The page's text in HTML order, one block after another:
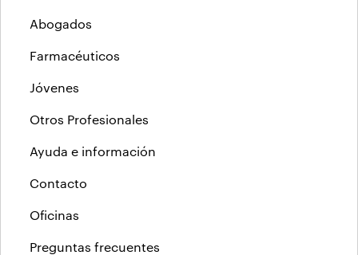
Abogados
Farmacéuticos
Jóvenes
Otros Profesionales
Ayuda e información
Contacto
Oficinas
Preguntas frecuentes